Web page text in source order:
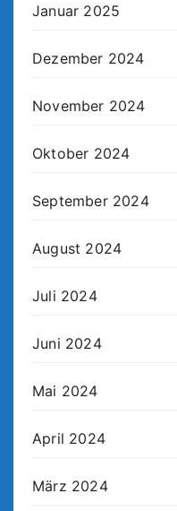
Januar 2025
Dezember 2024
November 2024
Oktober 2024
September 2024
August 2024
Juli 2024
Juni 2024
Mai 2024
April 2024
März 2024